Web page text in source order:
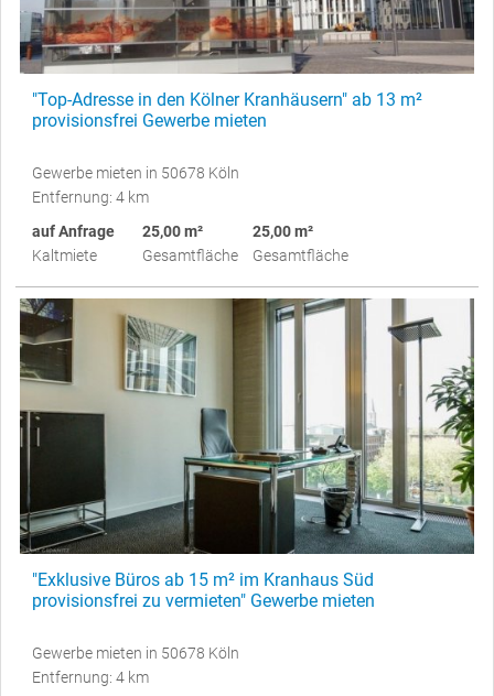
"Top-Adresse in den Kölner Kranhäusern" ab 13 m²
provisionsfrei Gewerbe mieten
Gewerbe mieten in 50678 Köln
Entfernung: 4 km
auf Anfrage
Kaltmiete
25,00 m²
Gesamtfläche
25,00 m²
Gesamtfläche
"Exklusive Büros ab 15 m² im Kranhaus Süd
provisionsfrei zu vermieten" Gewerbe mieten
Gewerbe mieten in 50678 Köln
Entfernung: 4 km